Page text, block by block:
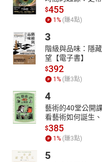
$455
1% (賺4點)
3
階級與品味：隱
望【電子書】
$392
1% (賺3點)
4
藝術的40堂公開
看藝術如何誕生
$385
1% (賺3點)
5